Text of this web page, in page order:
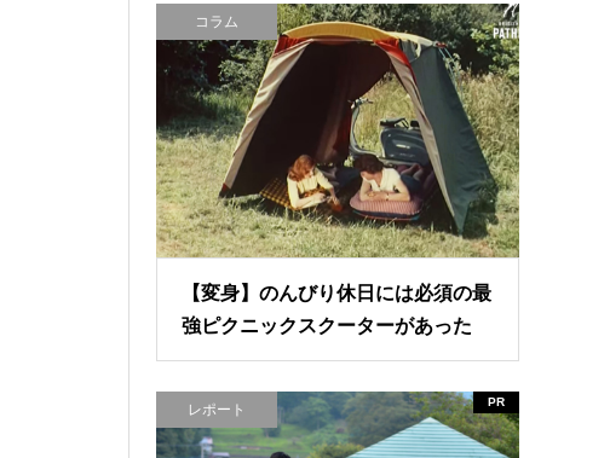
コラム
【変身】のんびり休日には必須の最
強ピクニックスクーターがあった
レポート PR